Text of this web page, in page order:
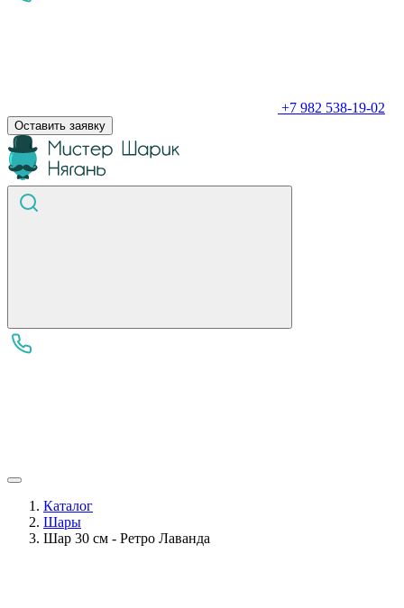
+7 982 538-19-02
Оставить заявку
Каталог
Шары
Шар 30 см - Ретро Лаванда